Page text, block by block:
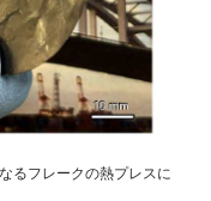
るフレークの熱プレスに